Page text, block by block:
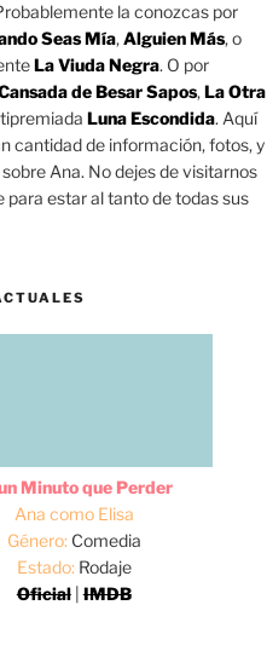
la conozcas por
Seas Mía,Alguien Más, o
La Viuda Negra. O por
de Besar Sapos,La Otra
Luna Escondida. Aquí
cantidad de información, fotos, y
Ana. No dejes de visitarnos
estar al tanto de todas sus
Minuto que Perder
Ana como Elisa
Género:Comedia
Estado:Rodaje
Oficial|IMDB